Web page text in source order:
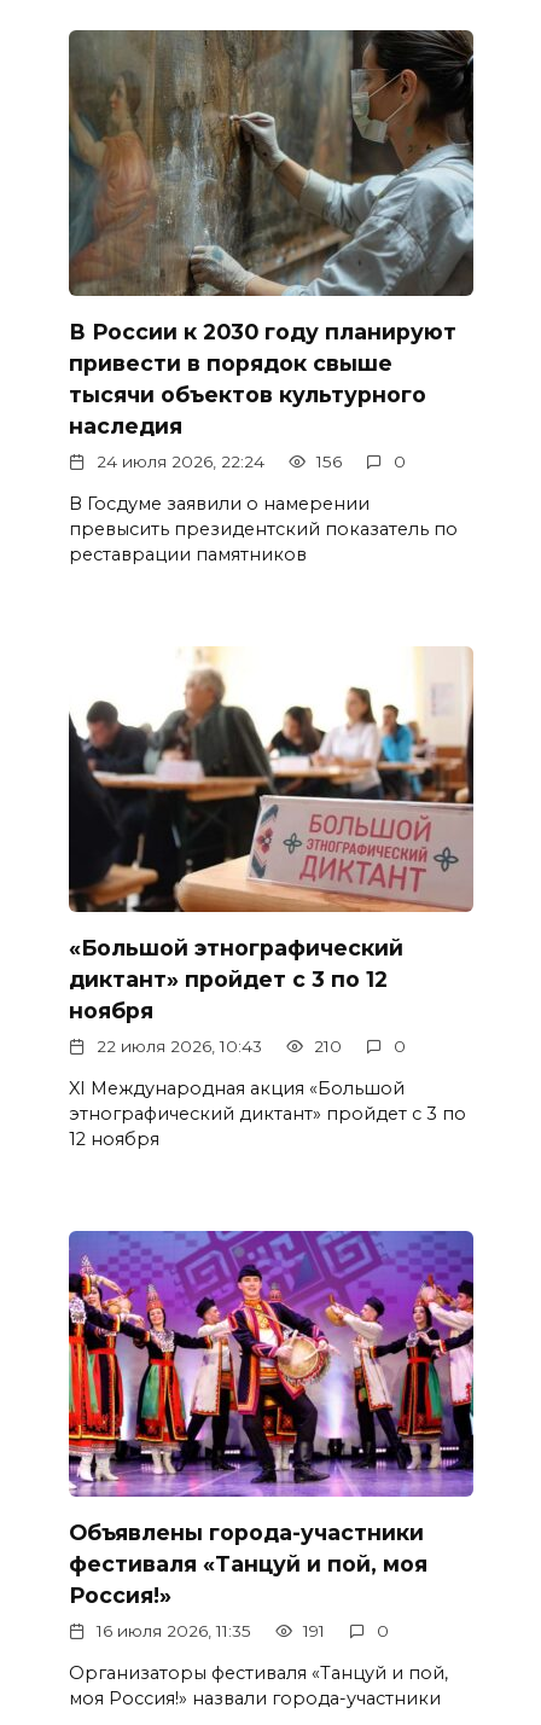
В России к 2030 году планируют
привести в порядок свыше
тысячи объектов культурного
наследия
24 июля 2026, 22:24 156 0
В Госдуме заявили о намерении
превысить президентский показатель по
реставрации памятников
«Большой этнографический
диктант» пройдет с 3 по 12
ноября
22 июля 2026, 10:43 210 0
XI Международная акция «Большой
этнографический диктант» пройдет с 3 по
12 ноября
Объявлены города-участники
фестиваля «Танцуй и пой, моя
Россия!»
16 июля 2026, 11:35 191 0
Организаторы фестиваля «Танцуй и пой,
моя Россия!» назвали города-участники